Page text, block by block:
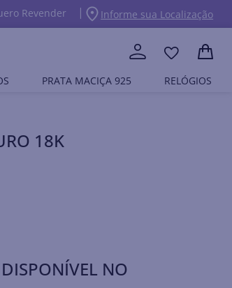
Revender Informe sua Localização
PRATA MACIÇA 925 RELÓGIOS
18K
NO